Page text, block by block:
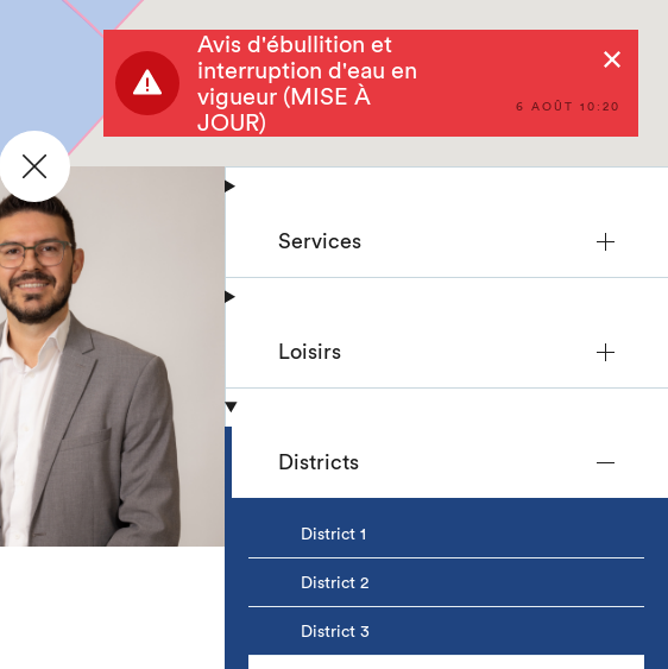
6 AOÛT 10:20
Avis d'ébullition et
interruption d'eau en
vigueur (MISE À
JOUR)
Services
Loisirs
Districts
District 1
District 2
District 3